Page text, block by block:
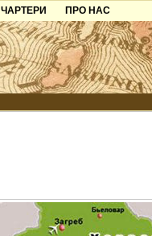
ЧАРТЕРИ
ПРО НАС
Контакти
Партнерам
Додати готель